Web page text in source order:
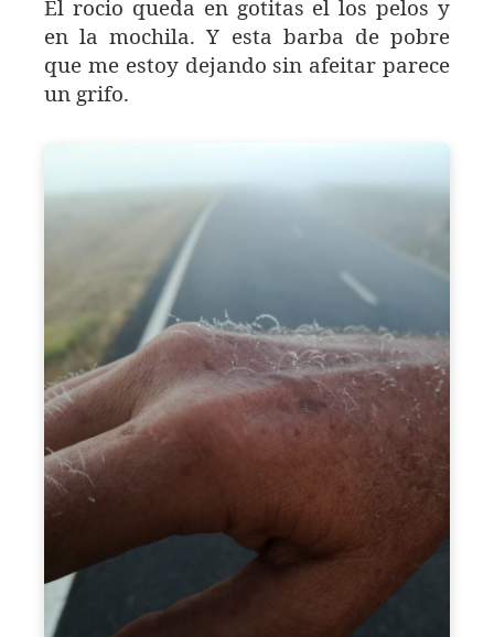
El rocio queda en gotitas el los pelos y
en la mochila. Y esta barba de pobre
que me estoy dejando sin afeitar parece
un grifo.